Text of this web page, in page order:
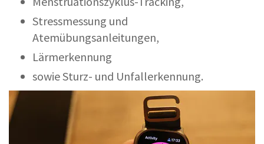
Stressmessung und
Atemübungsanleitungen,
Lärmerkennung
sowie Sturz- und Unfallerkennung.